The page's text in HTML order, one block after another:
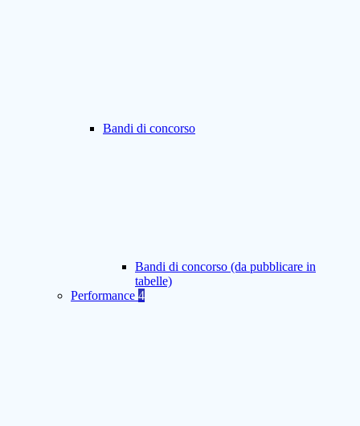
Bandi di concorso
Bandi di concorso (da pubblicare in
tabelle)
Performance 4